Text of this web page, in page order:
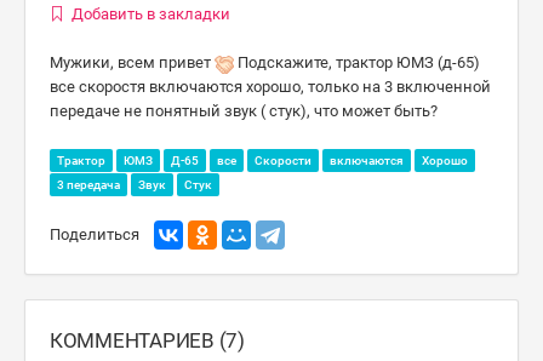
Добавить в закладки
Мужики, всем привет
Подскажите, трактор ЮМЗ (д-65)
все скоростя включаются хорошо, только на 3 включенной
передаче не понятный звук ( стук), что может быть?
Трактор ЮМЗ Д-65 все Скорости включаются
Хорошо
3 передача
Звук Стук
Поделиться
КОММЕНТАРИЕВ (7)